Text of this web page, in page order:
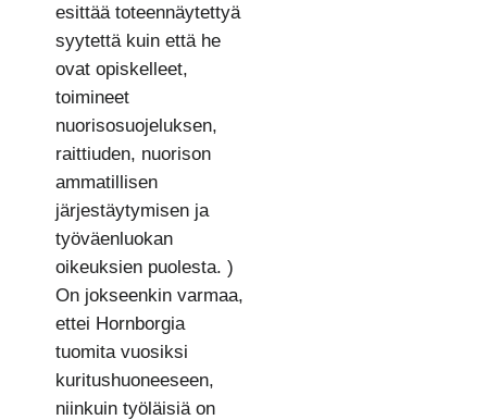
esittää toteennäytettyä
syytettä kuin että he
ovat opiskelleet,
toimineet
nuorisosuojeluksen,
raittiuden, nuorison
ammatillisen
järjestäytymisen ja
työväenluokan
oikeuksien puolesta. )
On jokseenkin varmaa,
ettei Hornborgia
tuomita vuosiksi
kuritushuoneeseen,
niinkuin työläisiä on